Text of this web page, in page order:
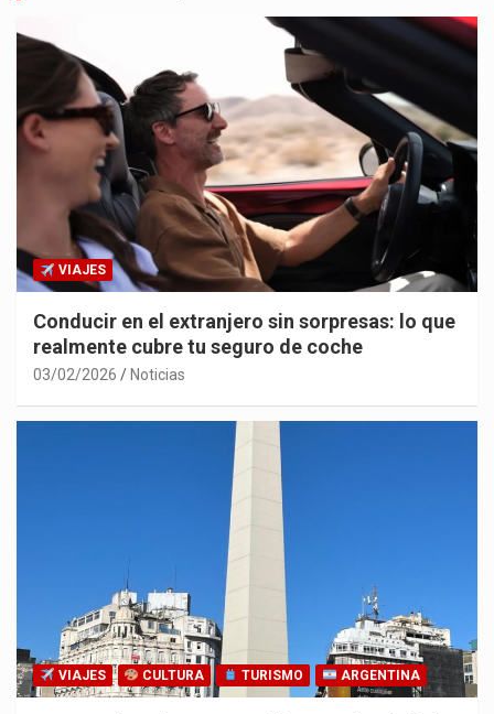
VIAJES
Conducir en el extranjero sin sorpresas: lo que
realmente cubre tu seguro de coche
03/02/2026 Noticias
VIAJES CULTURA TURISMO ARGENTINA